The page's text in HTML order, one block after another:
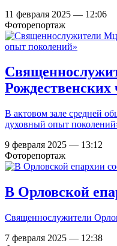
11 февраля 2025 — 12:06
Фоторепортаж
В актовом зале средней
духовный опыт
9 февраля 2025 — 13:12
Фоторепортаж
В Орловской
Священнослужители
7 февраля 2025 — 12:38